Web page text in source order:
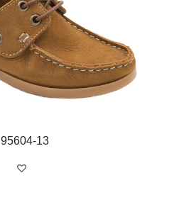
95604-13